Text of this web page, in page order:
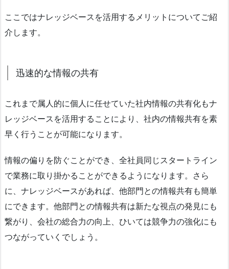
ここではナレッジベースを活用するメリットについてご紹
介します。
迅速的な情報の共有
これまで属人的に個人に任せていた社内情報の共有化もナ
レッジベースを活用することにより、社内の情報共有を素
早く行うことが可能になります。
情報の偏りを防ぐことができ、全社員同じスタートライン
で業務に取り掛かることができるようになります。さら
に、ナレッジベースがあれば、他部門との情報共有も簡単
にできます。他部門との情報共有は新たな視点の発見にも
繋がり、会社の総合力の向上、ひいては競争力の強化にも
つながっていくでしょう。